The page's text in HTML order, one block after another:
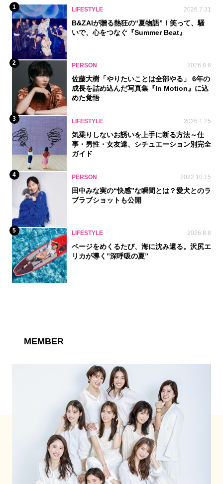
1 LIFESTYLE 2026.7.31
B&ZAIが贈る熱狂の“夏物語”！笑って、騒
いで、心をつなぐ『Summer Beat』
2 PERSON 2026.8.6
佐藤大樹「やりたいことは全部やる」 6年の
成長を詰め込んだ写真集『In Motion』に込
めた覚悟
3 LIFESTYLE 2026.1.25
気乗りしないお誘いを上手に断る方法～仕
事・男性・女友達、シチュエーション別完全
ガイド
4 PERSON 2022.10.15
田中みな実の“快感”な瞬間とは？愛犬とのラ
ブラブショットも公開
5 LIFESTYLE 2026.8.8
ページをめくるたび、海に沈み還る。沢尻エ
リカが導く‟深呼吸の夏”
MEMBER